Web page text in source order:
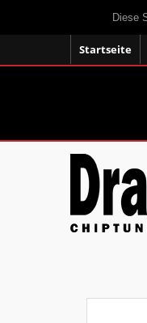
Diese
Startseite